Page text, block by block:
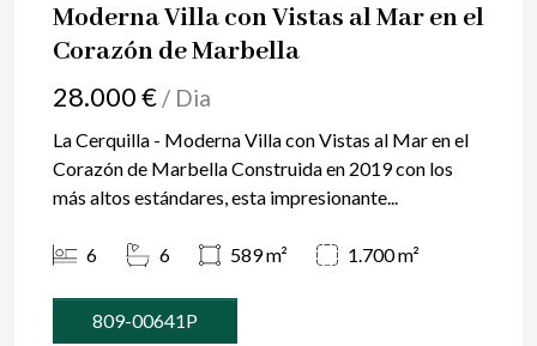
Moderna Villa con Vistas al Mar en el
Corazón de Marbella
28.000 € / Dia
La Cerquilla - Moderna Villa con Vistas al Mar en el
Corazón de Marbella Construida en 2019 con los
más altos estándares, esta impresionante...
6 6 589 m² 1.700 m²
809-00641P